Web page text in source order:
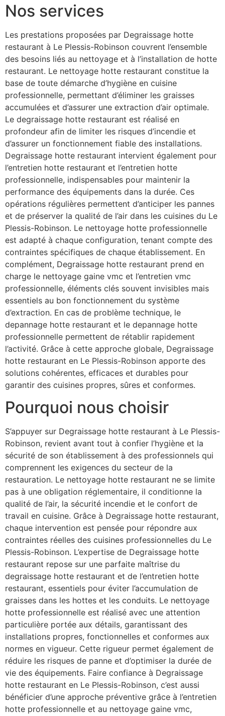
Nos services
Les prestations proposées par Degraissage hotte
restaurant à Le Plessis-Robinson couvrent l’ensemble
des besoins liés au nettoyage et à l’installation de hotte
restaurant. Le nettoyage hotte restaurant constitue la
base de toute démarche d’hygiène en cuisine
professionnelle, permettant d’éliminer les graisses
accumulées et d’assurer une extraction d’air optimale.
Le degraissage hotte restaurant est réalisé en
profondeur afin de limiter les risques d’incendie et
d’assurer un fonctionnement fiable des installations.
Degraissage hotte restaurant intervient également pour
l’entretien hotte restaurant et l’entretien hotte
professionnelle, indispensables pour maintenir la
performance des équipements dans la durée. Ces
opérations régulières permettent d’anticiper les pannes
et de préserver la qualité de l’air dans les cuisines du Le
Plessis-Robinson. Le nettoyage hotte professionnelle
est adapté à chaque configuration, tenant compte des
contraintes spécifiques de chaque établissement. En
complément, Degraissage hotte restaurant prend en
charge le nettoyage gaine vmc et l’entretien vmc
professionnelle, éléments clés souvent invisibles mais
essentiels au bon fonctionnement du système
d’extraction. En cas de problème technique, le
depannage hotte restaurant et le depannage hotte
professionnelle permettent de rétablir rapidement
l’activité. Grâce à cette approche globale, Degraissage
hotte restaurant en Le Plessis-Robinson apporte des
solutions cohérentes, efficaces et durables pour
garantir des cuisines propres, sûres et conformes.
Pourquoi nous choisir
S’appuyer sur Degraissage hotte restaurant à Le Plessis-
Robinson, revient avant tout à confier l’hygiène et la
sécurité de son établissement à des professionnels qui
comprennent les exigences du secteur de la
restauration. Le nettoyage hotte restaurant ne se limite
pas à une obligation réglementaire, il conditionne la
qualité de l’air, la sécurité incendie et le confort de
travail en cuisine. Grâce à Degraissage hotte restaurant,
chaque intervention est pensée pour répondre aux
contraintes réelles des cuisines professionnelles du Le
Plessis-Robinson. L’expertise de Degraissage hotte
restaurant repose sur une parfaite maîtrise du
degraissage hotte restaurant et de l’entretien hotte
restaurant, essentiels pour éviter l’accumulation de
graisses dans les hottes et les conduits. Le nettoyage
hotte professionnelle est réalisé avec une attention
particulière portée aux détails, garantissant des
installations propres, fonctionnelles et conformes aux
normes en vigueur. Cette rigueur permet également de
réduire les risques de panne et d’optimiser la durée de
vie des équipements. Faire confiance à Degraissage
hotte restaurant en Le Plessis-Robinson, c’est aussi
bénéficier d’une approche préventive grâce à l’entretien
hotte professionnelle et au nettoyage gaine vmc,